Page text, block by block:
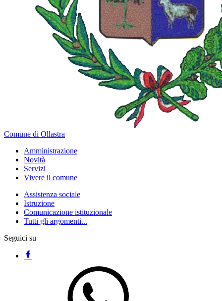
Comune di Ollastra
Amministrazione
Novità
Servizi
Vivere il comune
Assistenza sociale
Istruzione
Comunicazione istituzionale
Tutti gli argomenti...
Seguici su